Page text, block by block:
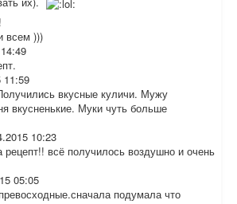
всем )))
11:59
вкусные куличи. Мужу
вкусненькие. Муки чуть больше
10:23
рецепт!! всё получилось воздушно и очень
05:05
ачала подумала что